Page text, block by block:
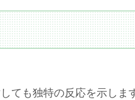
ても独特の反応を示しま